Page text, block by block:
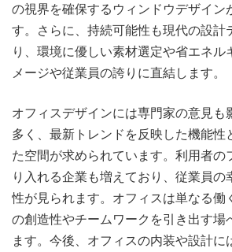
の視界を確保するウィンドウデザイン
す。さらに、持続可能性も現代の設計
り、環境に優しい素材選定や省エネル
メージや従業員の誇りに直結します。
オフィスデザインには専門家の意見も
多く、最新トレンドを反映した機能性
た空間が求められています。利用者の
り入れる企業も増えており、従業員の
性が見られます。オフィスは単なる働
の創造性やチームワークを引き出す場
ます。今後、オフィスの内装や設計に